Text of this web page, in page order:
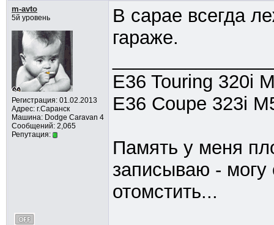
m-avto
5й уровень
Регистрация: 01.02.2013
Адрес: г.Саранск
Машина: Dodge Caravan 4
Сообщений: 2,065
Репутация:
В сарае всегда
гараже.
E36 Touring 320i
E36 Coupe 323i
Память у меня
записываю - могу
отомстить...